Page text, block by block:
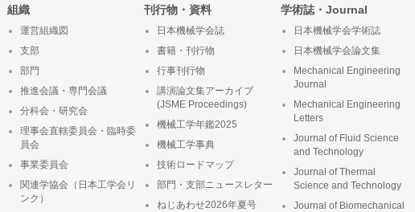
組織
運営組織図
支部
部門
推進会議・専門会議
分科会・研究会
理事会直轄委員会・臨時委
員会
事業委員会
関連学協会（日本工学会リ
ンク）
刊行物・資料
日本機械学会誌
書籍・刊行物
行事刊行物
講演論文集アーカイブ
(JSME Proceedings)
機械工学年鑑2025
機械工学事典
技術ロードマップ
部門・支部ニュースレター
ねじあわせ2026年夏号
学術誌・Journal
日本機械学会学術誌
日本機械学会論文集
Mechanical Engineering
Journal
Mechanical Engineering
Letters
Journal of Fluid Science
and Technology
Journal of Thermal
Science and Technology
Journal of Biomechanical